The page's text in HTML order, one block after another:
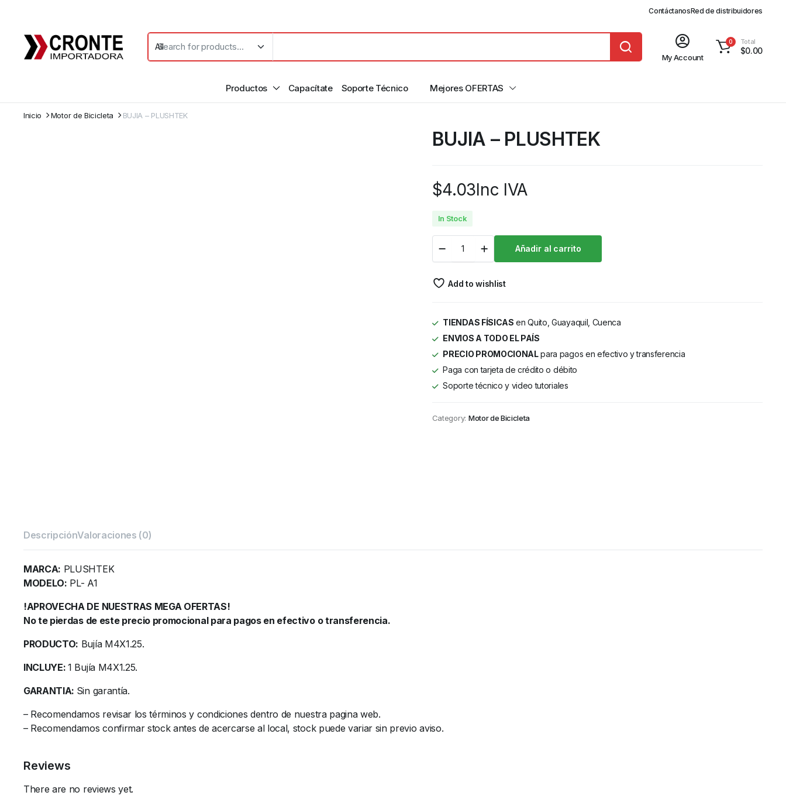
ContáctanosRed de distribuidores
My Account
0 Total
$0.00
Productos Capacítate Soporte Técnico Mejores OFERTAS
Inicio Motor de Bicicleta BUJIA – PLUSHTEK
BUJIA – PLUSHTEK
$4.03Inc IVA
In Stock
Añadir al carrito
Add to wishlist
TIENDAS FÍSICAS en Quito, Guayaquil, Cuenca
ENVIOS A TODO EL PAÍS
PRECIO PROMOCIONALpara pagos en efectivo y transferencia
Paga con tarjeta de crédito o débito
Soporte técnico y video tutoriales
Category: Motor de Bicicleta
DescripciónValoraciones (0)
MARCA: PLUSHTEK
MODELO: PL- A1
!APROVECHA DE NUESTRAS MEGA OFERTAS!
No te pierdas de este precio promocional para pagos en efectivo o transferencia.
PRODUCTO: Bujía M4X1.25.
INCLUYE:1 Bujía M4X1.25.
GARANTIA: Sin garantía.
– Recomendamos revisar los términos y condiciones dentro de nuestra pagina web.
– Recomendamos confirmar stock antes de acercarse al local, stock puede variar sin previo aviso.
Reviews
There are no reviews yet.